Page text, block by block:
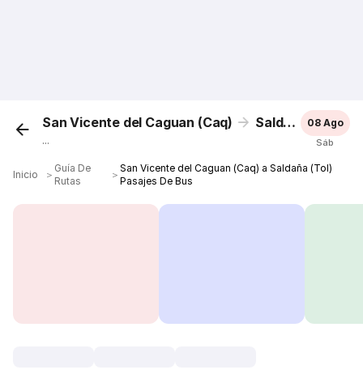
San Vicente del Caguan (Caq) Saldaña (Tol)
...
08 Ago
Sáb
Inicio ＞
Guía De
Rutas
＞
San Vicente del Caguan (Caq) a Saldaña (Tol)
Pasajes De Bus